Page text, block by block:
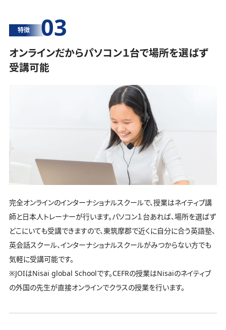
特徴 03
オンラインだからパソコン１台で場所を選ばず
受講可能
完全オンラインのインターナショナルスクールで、授業はネイティブ講
師と日本人トレーナーが行います。パソコン１台あれば、場所を選ばず
どこにいても受講できますので、東筑摩郡で近くに自分に合う英語塾、
英会話スクール、インターナショナルスクールがみつからない方でも
気軽に受講可能です。
※JOIはNisai global Schoolです。CEFRの授業はNisaiのネイティブ
の外国の先生が直接オンラインでクラスの授業を行います。